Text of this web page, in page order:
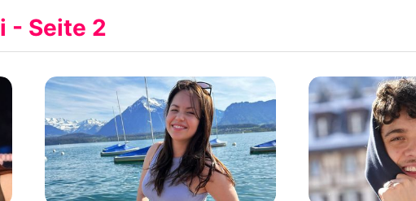
Familie & Liebe
Promiflash Exklusiv
Alle Themen auf Promiflash
- Seite 2